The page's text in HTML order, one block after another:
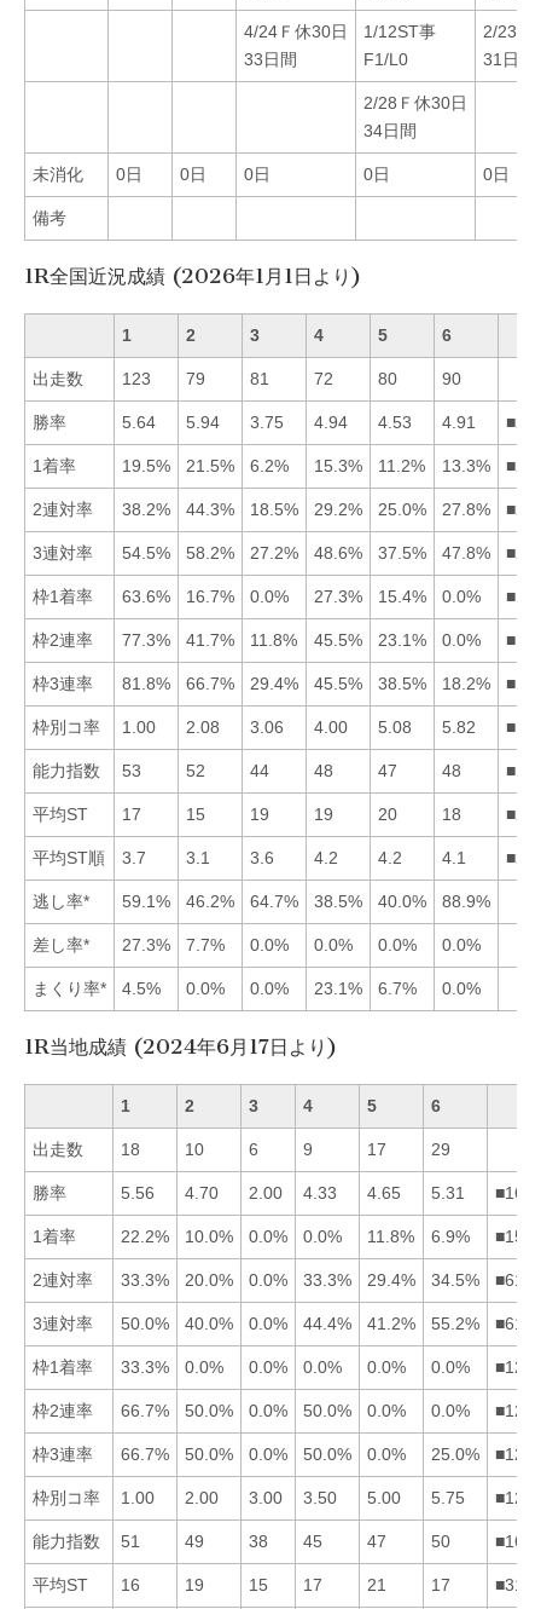
4/24Ｆ休30日
33日間
1/12ST事
F1/L0
2/23Ｆ
31日間
2/28Ｆ休30日
34日間
未消化 0日 0日 0日 0日 0日
備考
1R全国近況成績 (2026年1月1日より)
1 2 3 4 5 6
出走数 123 79 81 72 80 90
勝率 5.64 5.94 3.75 4.94 4.53 4.91
1着率 19.5% 21.5% 6.2% 15.3% 11.2% 13.3%
2連対率 38.2% 44.3% 18.5% 29.2% 25.0% 27.8%
3連対率 54.5% 58.2% 27.2% 48.6% 37.5% 47.8%
枠1着率 63.6% 16.7% 0.0% 27.3% 15.4% 0.0%
枠2連率 77.3% 41.7% 11.8% 45.5% 23.1% 0.0%
枠3連率 81.8% 66.7% 29.4% 45.5% 38.5% 18.2%
枠別コ率 1.00 2.08 3.06 4.00 5.08 5.82
能力指数 53 52 44 48 47 48
平均ST 17 15 19 19 20 18
平均ST順 3.7 3.1 3.6 4.2 4.2 4.1
逃し率* 59.1% 46.2% 64.7% 38.5% 40.0% 88.9%
差し率* 27.3% 7.7% 0.0% 0.0% 0.0% 0.0%
まくり率* 4.5% 0.0% 0.0% 23.1% 6.7% 0.0%
1R当地成績 (2024年6月17日より)
1 2 3 4 5 6
出走数 18 10 6 9 17 29
勝率 5.56 4.70 2.00 4.33 4.65 5.31
1着率 22.2% 10.0% 0.0% 0.0% 11.8% 6.9%
2連対率 33.3% 20.0% 0.0% 33.3% 29.4% 34.5%
3連対率 50.0% 40.0% 0.0% 44.4% 41.2% 55.2%
枠1着率 33.3% 0.0% 0.0% 0.0% 0.0% 0.0%
枠2連率 66.7% 50.0% 0.0% 50.0% 0.0% 0.0%
枠3連率 66.7% 50.0% 0.0% 50.0% 0.0% 25.0%
枠別コ率 1.00 2.00 3.00 3.50 5.00 5.75
能力指数 51 49 38 45 47 50
平均ST 16 19 15 17 21 17